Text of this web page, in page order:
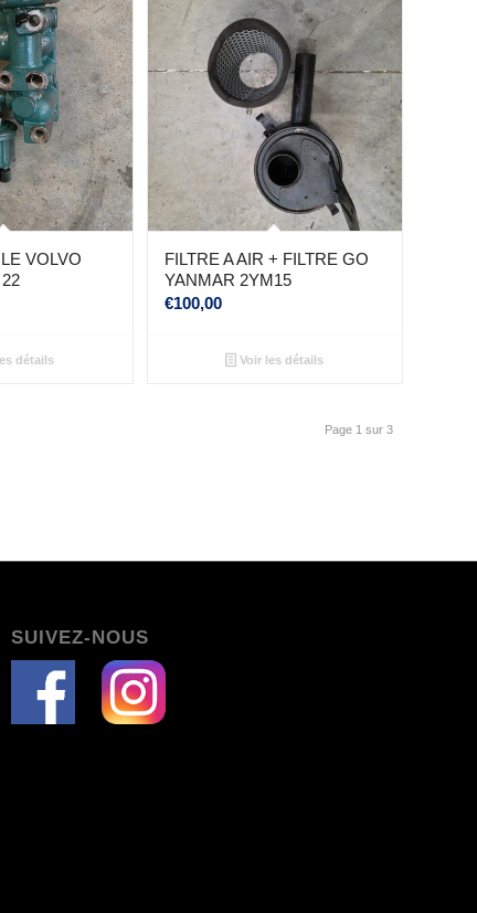
VOLVO
détails
FILTRE A AIR + FILTRE GO
YANMAR 2YM15
€100,00
Voir les détails
Page 1 sur 3
SUIVEZ-NOUS